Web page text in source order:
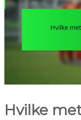
Hvilke